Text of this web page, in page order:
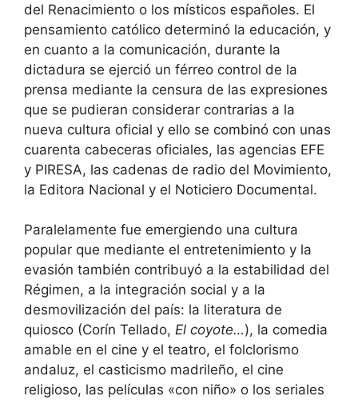
del Renacimiento o los místicos españoles. El
pensamiento católico determinó la educación, y
en cuanto a la comunicación, durante la
dictadura se ejerció un férreo control de la
prensa mediante la censura de las expresiones
que se pudieran considerar contrarias a la
nueva cultura oficial y ello se combinó con unas
cuarenta cabeceras oficiales, las agencias EFE
y PIRESA, las cadenas de radio del Movimiento,
la Editora Nacional y el Noticiero Documental.
Paralelamente fue emergiendo una cultura
popular que mediante el entretenimiento y la
evasión también contribuyó a la estabilidad del
Régimen, a la integración social y a la
desmovilización del país: la literatura de
quiosco (Corín Tellado, El coyote…), la comedia
amable en el cine y el teatro, el folclorismo
andaluz, el casticismo madrileño, el cine
religioso, las películas «con niño» o los seriales